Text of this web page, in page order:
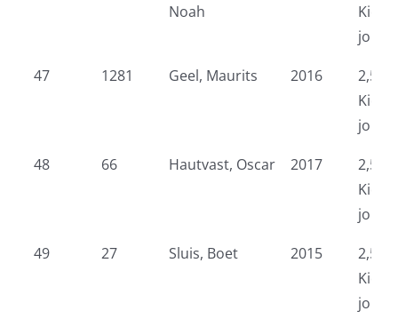
Noah
47
1281 Geel, Maurits 2016
2,5
48
66 Hautvast, Oscar 2017
2,5
49
27 Sluis, Boet 2015
2,5